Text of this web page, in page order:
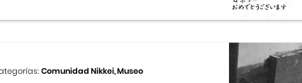
Comunidad Nikkei, Museo